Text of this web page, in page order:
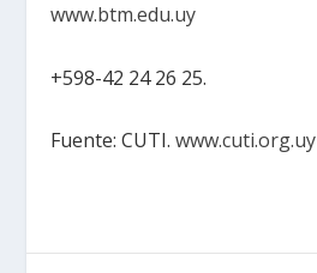
www.btm.edu.uy
+598-42 24 26 25.
Fuente: CUTI.www.cuti.org.uy